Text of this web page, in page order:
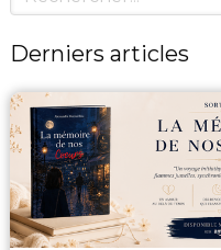
Derniers articles